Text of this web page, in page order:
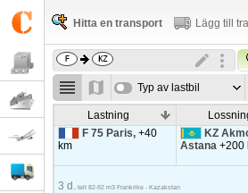
Hitta en transport Lägg till
Typ av lastbil
Lastning
F 75 Paris,+40
km
KZ
Astana+200
3 d. telt 82-92 m3 Frankrike - Kazakstan